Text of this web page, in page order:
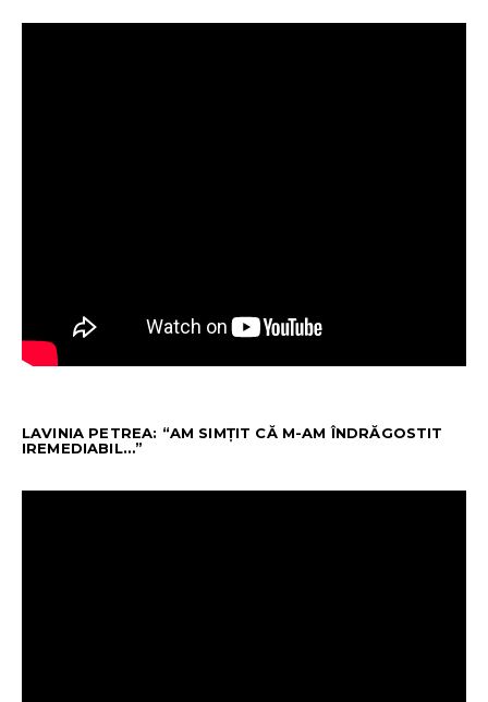
LAVINIA PETREA: “AM SIMȚIT CĂ M-AM ÎNDRĂGOSTIT
IREMEDIABIL…”